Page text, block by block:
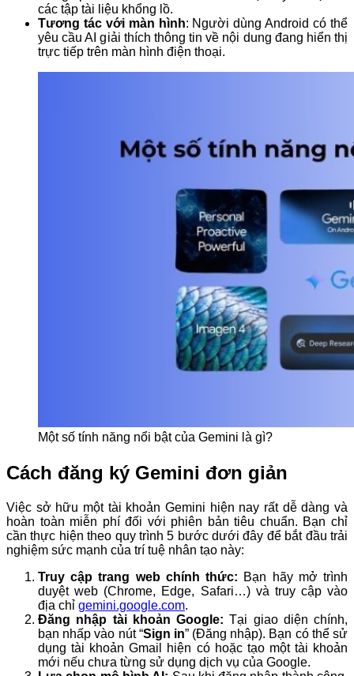
các tập tài liệu khổng lồ.
Tương tác với màn hình: Người dùng Android có thể
yêu cầu AI giải thích thông tin về nội dung đang hiển thị
trực tiếp trên màn hình điện thoại.
Một số tính năng nổi bật của Gemini là gì?
Cách đăng ký Gemini đơn giản
Việc sở hữu một tài khoản Gemini hiện nay rất dễ dàng và
hoàn toàn miễn phí đối với phiên bản tiêu chuẩn. Bạn chỉ
cần thực hiện theo quy trình 5 bước dưới đây để bắt đầu trải
nghiệm sức mạnh của trí tuệ nhân tạo này:
Truy cập trang web chính thức: Bạn hãy mở trình
duyệt web (Chrome, Edge, Safari…) và truy cập vào
địa chỉ gemini.google.com.
Đăng nhập tài khoản Google: Tại giao diện chính,
bạn nhấp vào nút “Sign in” (Đăng nhập). Bạn có thể sử
dụng tài khoản Gmail hiện có hoặc tạo một tài khoản
mới nếu chưa từng sử dụng dịch vụ của Google.